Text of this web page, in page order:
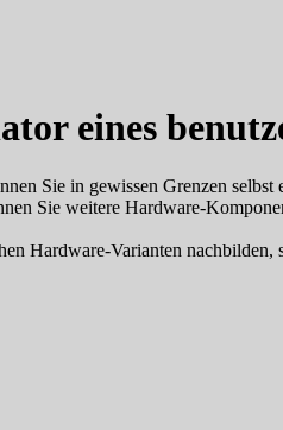
eines
Sie in gewissen Grenzen
Sie weitere Hardware-
Hardware-Varianten nachbilden,